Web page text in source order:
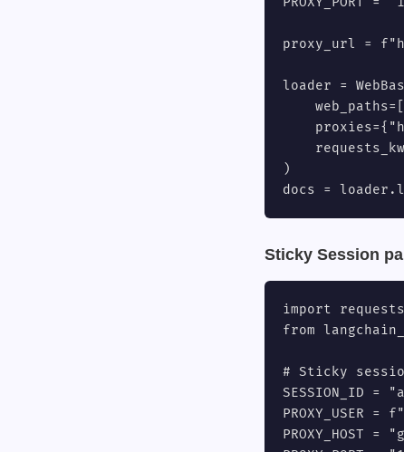
proxy_url =
loader =
)
docs =
Sticky Session
import requests
from
# Sticky
SESSION_ID =
PROXY_USER
PROXY_HOST